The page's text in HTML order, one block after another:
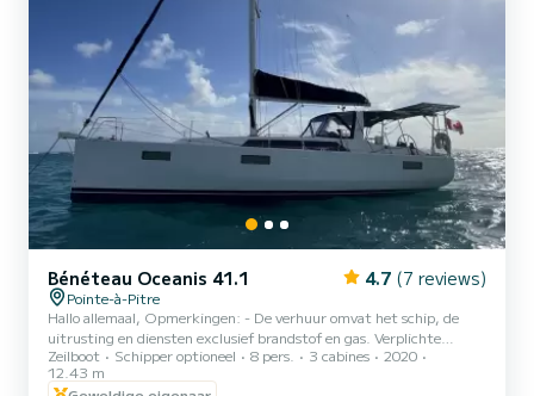
Bénéteau Oceanis 41.1 4.7 (7 reviews)
Pointe-à-Pitre
Hallo allemaal, Opmerkingen: - De verhuur omvat het schip, de
uitrusting en diensten exclusief brandstof en gas. Verplichte
opties: - Schoonmaak bij terugkeer: 180€ / verhuur Opties: -
Schipper: 200€/dag + Voedsel - Bijboot + buitenboordmotor:
Zeilboot Schipper optioneel 8 pers. 3 cabines
2020
12.43 m